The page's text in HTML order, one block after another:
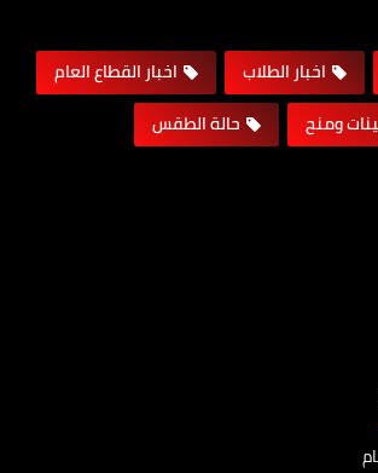
اخبار الطلاب
اخبار القطاع العام
ومنح
حالة الطقس